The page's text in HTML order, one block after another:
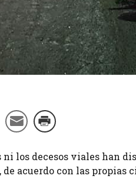
ni los decesos viales han
de acuerdo con las